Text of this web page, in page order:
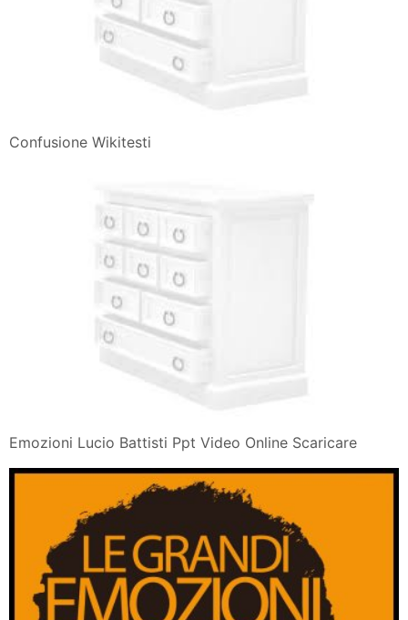
Confusione Wikitesti
Emozioni Lucio Battisti Ppt Video Online Scaricare